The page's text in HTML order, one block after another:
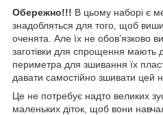
Обережно!!! В цьому наборі є
знадобляться для того, щоб
оченята. Але їх не обов’язково
заготівки для спрощення мають
периметра для зшивання їх
давати самостійно зшивати цей
Це не потребує надто великих
маленьких діток, щоб вони